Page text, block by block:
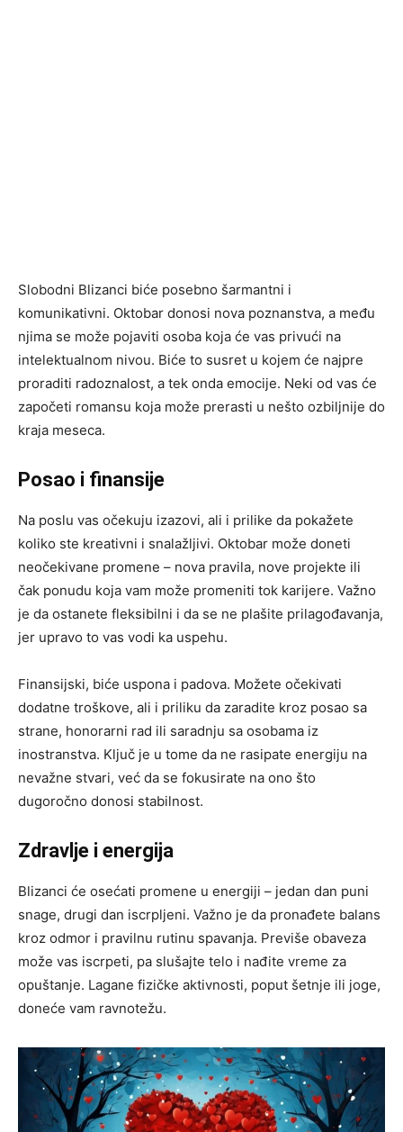
Slobodni Blizanci biće posebno šarmantni i
komunikativni. Oktobar donosi nova poznanstva, a među
njima se može pojaviti osoba koja će vas privući na
intelektualnom nivou. Biće to susret u kojem će najpre
proraditi radoznalost, a tek onda emocije. Neki od vas će
započeti romansu koja može prerasti u nešto ozbiljnije do
kraja meseca.
Posao i finansije
Na poslu vas očekuju izazovi, ali i prilike da pokažete
koliko ste kreativni i snalažljivi. Oktobar može doneti
neočekivane promene – nova pravila, nove projekte ili
čak ponudu koja vam može promeniti tok karijere. Važno
je da ostanete fleksibilni i da se ne plašite prilagođavanja,
jer upravo to vas vodi ka uspehu.
Finansijski, biće uspona i padova. Možete očekivati
dodatne troškove, ali i priliku da zaradite kroz posao sa
strane, honorarni rad ili saradnju sa osobama iz
inostranstva. Ključ je u tome da ne rasipate energiju na
nevažne stvari, već da se fokusirate na ono što
dugoročno donosi stabilnost.
Zdravlje i energija
Blizanci će osećati promene u energiji – jedan dan puni
snage, drugi dan iscrpljeni. Važno je da pronađete balans
kroz odmor i pravilnu rutinu spavanja. Previše obaveza
može vas iscrpeti, pa slušajte telo i nađite vreme za
opuštanje. Lagane fizičke aktivnosti, poput šetnje ili joge,
doneće vam ravnotežu.